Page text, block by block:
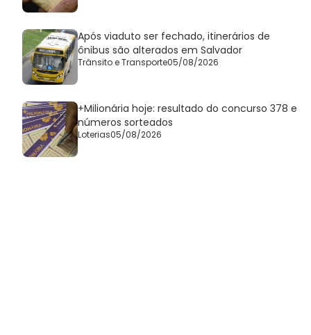
Após viaduto ser fechado, itinerários de
ônibus são alterados em Salvador
Trânsito e Transporte05/08/2026
+Milionária hoje: resultado do concurso 378 e
números sorteados
Loterias05/08/2026